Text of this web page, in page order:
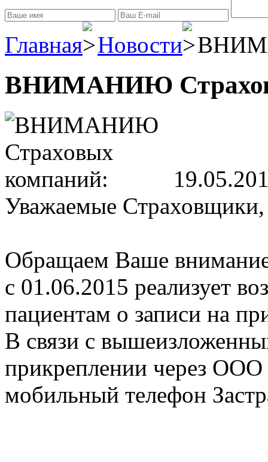
Главная Новости
ВНИМАНИЮ
Уважаемые
Обращаем Ваше
с 01.06.2015 реализует
пациентам о записи на
В связи с
прикреплении через
мобильный телефон